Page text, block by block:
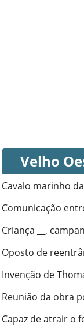
Velho
Cavalo marinho
Comunicação
Criança __,
Oposto de
Invenção de
Reunião da obra
Capaz de atrair o